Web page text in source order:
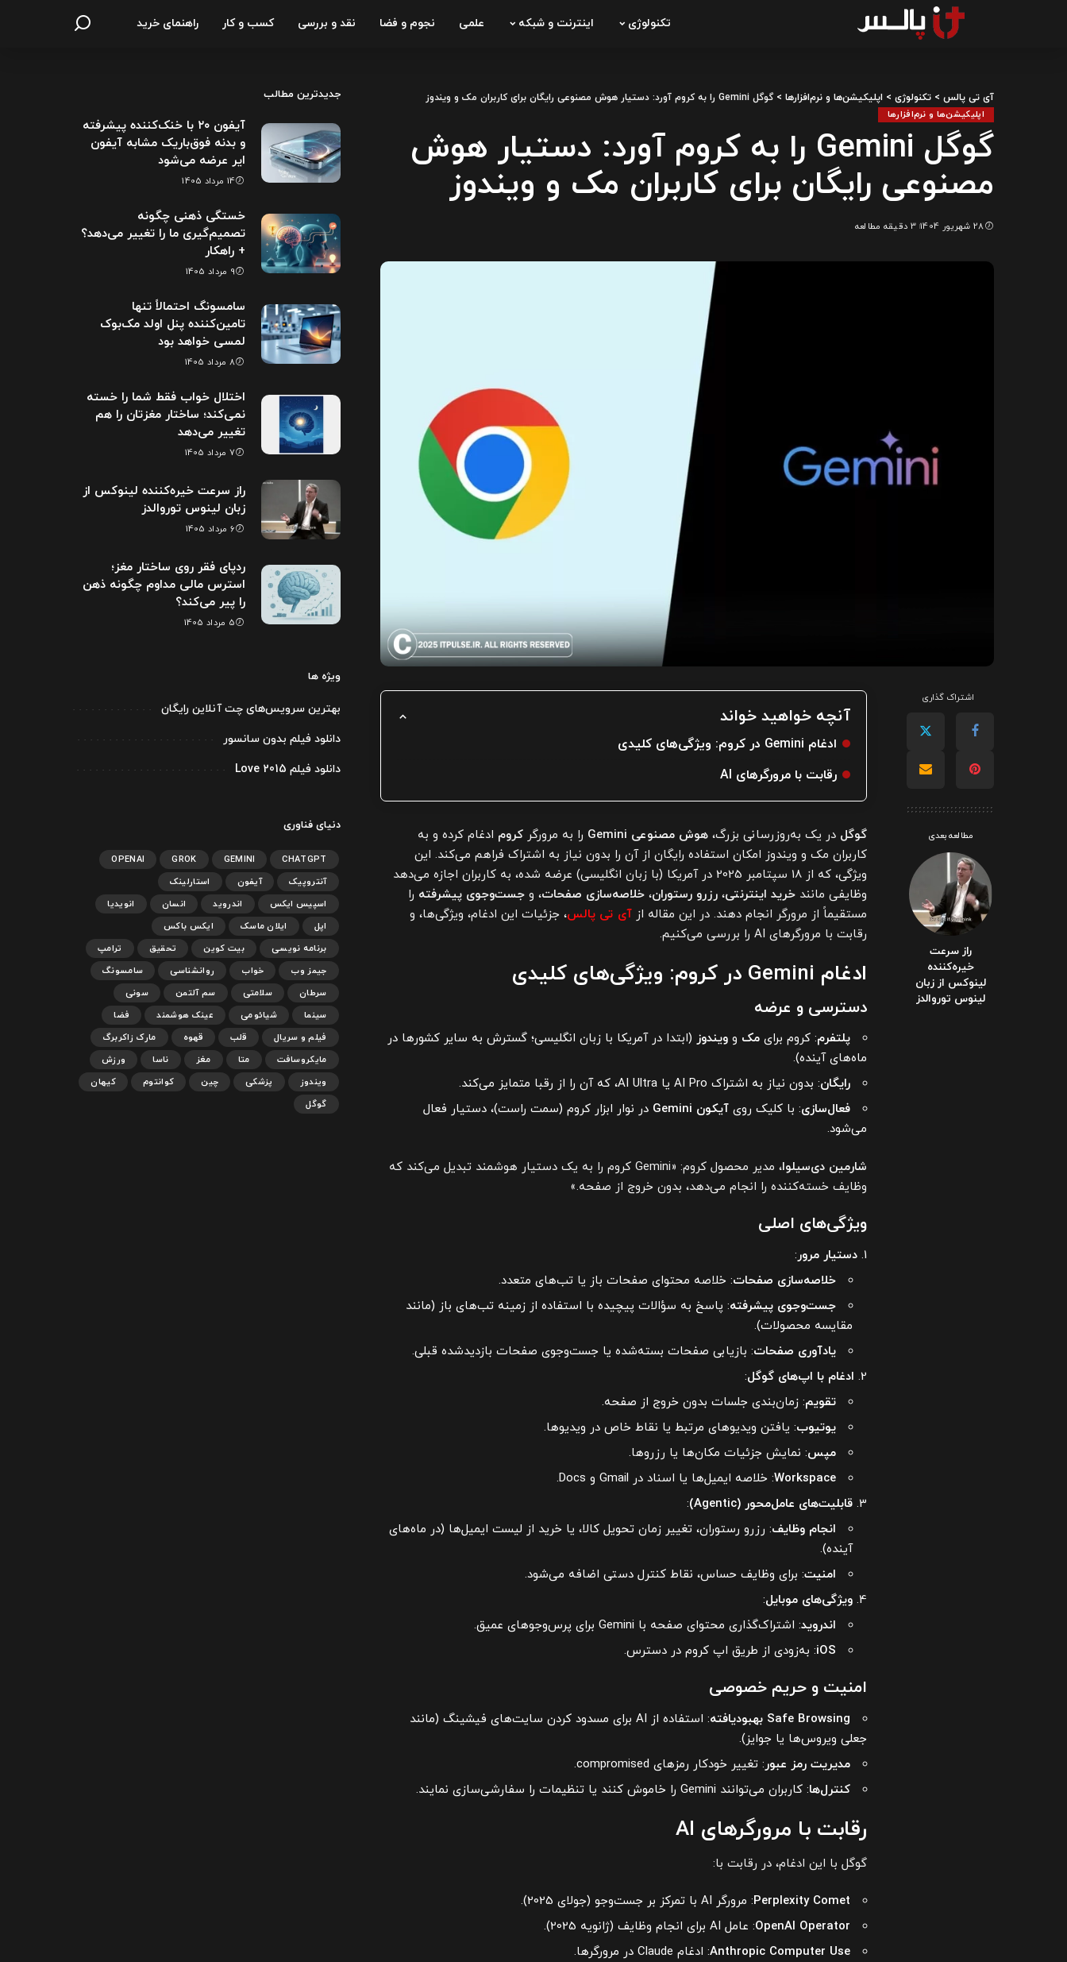
تکنولوژی اینترنت و شبکه علمی نجوم و فضا نقد و بررسی کسب و کار راهنمای خرید
آی تی پالس > تکنولوژی > اپلیکیشن‌ها و نرم‌افزارها >گوگل Gemini را به کروم آورد: دستیار هوش مصنوعی رایگان برای کاربران مک و ویندوز
اپلیکیشن‌ها و نرم‌افزارها
گوگل Gemini را به کروم آورد: دستیار هوش
مصنوعی رایگان برای کاربران مک و ویندوز
28 شهریور 1404 3 دقیقه مطالعه
اشتراک گذاری
مطالعه بعدی
راز سرعت
خیره‌کننده
لینوکس از زبان
لینوس توروالدز
آنچه خواهید خواند
ادغام Gemini در کروم: ویژگی‌های کلیدی
رقابت با مرورگرهای AI
گوگل در یک به‌روزرسانی بزرگ، هوش مصنوعی Gemini را به مرورگر کروم ادغام کرده و به
کاربران مک و ویندوز امکان استفاده رایگان از آن را بدون نیاز به اشتراک فراهم می‌کند. این
ویژگی، که از 18 سپتامبر 2025 در آمریکا (با زبان انگلیسی) عرضه شده، به کاربران اجازه می‌دهد
وظایفی مانند خرید اینترنتی، رزرو رستوران، خلاصه‌سازی صفحات، و جست‌وجوی پیشرفته را
مستقیماً از مرورگر انجام دهند. در این مقاله از آی تی پالس، جزئیات این ادغام، ویژگی‌ها، و
رقابت با مرورگرهای AI را بررسی می‌کنیم.
ادغام Gemini در کروم: ویژگی‌های کلیدی
دسترسی و عرضه
پلتفرم: کروم برای مک و ویندوز (ابتدا در آمریکا با زبان انگلیسی؛ گسترش به سایر کشورها در
ماه‌های آینده).
رایگان: بدون نیاز به اشتراک AI Pro یا AI Ultra، که آن را از رقبا متمایز می‌کند.
فعال‌سازی: با کلیک روی آیکون Gemini
در نوار ابزار کروم (سمت راست)، دستیار فعال
می‌شود.
شارمین دی‌سیلوا
، مدیر محصول کروم: «Gemini کروم را به یک دستیار هوشمند تبدیل می‌کند که
وظایف خسته‌کننده را انجام می‌دهد، بدون خروج از صفحه.»
ویژگی‌های اصلی
دستیار مرور:
خلاصه‌سازی صفحات: خلاصه محتوای صفحات باز یا تب‌های متعدد.
جست‌وجوی پیشرفته: پاسخ به سؤالات پیچیده با استفاده از زمینه تب‌های باز (مانند
مقایسه محصولات).
یادآوری صفحات: بازیابی صفحات بسته‌شده یا جست‌وجوی صفحات بازدیدشده قبلی.
ادغام با اپ‌های گوگل:
تقویم: زمان‌بندی جلسات بدون خروج از صفحه.
یوتیوب: یافتن ویدیوهای مرتبط یا نقاط خاص در ویدیوها.
مپس: نمایش جزئیات مکان‌ها یا رزروها.
Workspace: خلاصه ایمیل‌ها یا اسناد در Gmail و Docs.
قابلیت‌های عامل‌محور (Agentic)
:
انجام وظایف: رزرو رستوران، تغییر زمان تحویل کالا، یا خرید از لیست ایمیل‌ها (در ماه‌های
آینده).
امنیت: برای وظایف حساس، نقاط کنترل دستی اضافه می‌شود.
ویژگی‌های موبایل:
اندروید: اشتراک‌گذاری محتوای صفحه با Gemini برای پرس‌وجوهای عمیق.
iOS: به‌زودی از طریق اپ کروم در دسترس.
امنیت و حریم خصوصی
Safe Browsing بهبودیافته
: استفاده از AI برای مسدود کردن سایت‌های فیشینگ (مانند
جعلی ویروس‌ها یا جوایز).
مدیریت رمز عبور: تغییر خودکار رمزهای compromised.
کنترل‌ها: کاربران می‌توانند Gemini را خاموش کنند یا تنظیمات را سفارشی‌سازی نمایند.
رقابت با مرورگرهای AI
گوگل با این ادغام، در رقابت با:
Perplexity Comet: مرورگر AI با تمرکز بر جست‌وجو (جولای 2025).
OpenAI Operator: عامل AI برای انجام وظایف (ژانویه 2025).
Anthropic Computer Use: ادغام Claude در مرورگرها.
جدیدترین مطالب
آیفون ۲۰ با خنک‌کننده پیشرفته
و بدنه فوق‌باریک مشابه آیفون
ایر عرضه می‌شود
14 مرداد 1405
خستگی ذهنی چگونه
تصمیم‌گیری ما را تغییر می‌دهد؟
+ راهکار
9 مرداد 1405
سامسونگ احتمالاً تنها
تامین‌کننده پنل اولد مک‌بوک
لمسی خواهد بود
8 مرداد 1405
اختلال خواب فقط شما را خسته
نمی‌کند؛ ساختار مغزتان را هم
تغییر می‌دهد
7 مرداد 1405
راز سرعت خیره‌کننده لینوکس از
زبان لینوس توروالدز
6 مرداد 1405
ردپای فقر روی ساختار مغز؛
استرس مالی مداوم چگونه ذهن
را پیر می‌کند؟
5 مرداد 1405
ویژه ها
بهترین سرویس‌های چت آنلاین رایگان
دانلود فیلم بدون سانسور
دانلود فیلم Love 2015
دنیای فناوری
CHATGPT
GEMINI
GROK
OPENAI
آنتروپیک
آیفون
استارلینک
اسپیس ایکس
اندروید انسان
انویدیا
اپل
ایلان ماسک
ایکس باکس
برنامه نویسی
بیت کوین تحقیق
ترامپ
جیمز وب
خواب روانشناسی
سامسونگ
سرطان
سلامتی سم آلتمن
سونی
سینما
شیائومی عینک هوشمند
فضا
فیلم و سریال
قلب قهوه
مارک زاکربرگ
مایکروسافت
متا مغز ناسا
ورزش
ویندوز
پزشکی چین کوانتوم
کیهان
گوگل